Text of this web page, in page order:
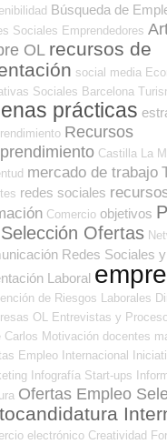
Búsqueda de
Sociales Emprendedores
OL recursos de
social media
Sociales Barcelona
prácticas
Recursos
Castilla La
mercado de trabajo
redes sociales
Comercio objetivos
Ofertas
Redes Sociales
Laboral
de Riesgos Laborales
OL
Entrevistas y
Carlos Motivación docentes
Empleo Internacional
Infografía Start-ups
Ofertas Empleo
electrónico Creatividad